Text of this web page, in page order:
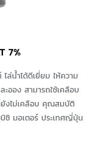
7%
ล่น้ำได้ดีเยี่ยม ให้ความ
ออง สามารถใช้เคลือบ
งไม่เคลือบ คุณสมบัติ
ชิ มอเตอร์ ประเทศญี่ปุ่น